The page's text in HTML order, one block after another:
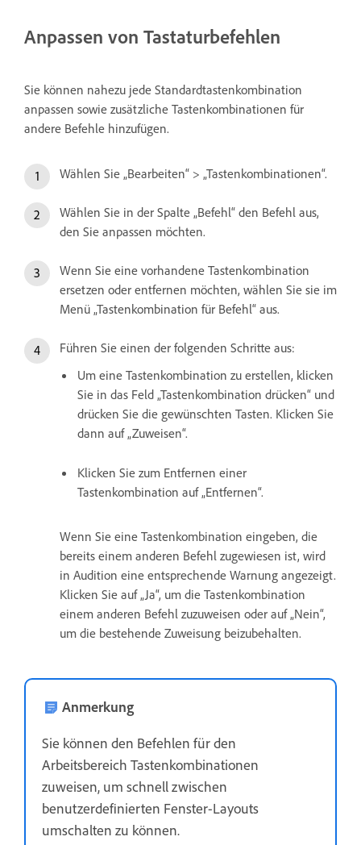
Anpassen von Tastaturbefehlen
Sie können nahezu jede Standardtastenkombination
anpassen sowie zusätzliche Tastenkombinationen für
andere Befehle hinzufügen.
Wählen Sie „Bearbeiten“ > „Tastenkombinationen“.
Wählen Sie in der Spalte „Befehl“ den Befehl aus,
den Sie anpassen möchten.
Wenn Sie eine vorhandene Tastenkombination
ersetzen oder entfernen möchten, wählen Sie sie im
Menü „Tastenkombination für Befehl“ aus.
Führen Sie einen der folgenden Schritte aus:
Um eine Tastenkombination zu erstellen, klicken
Sie in das Feld „Tastenkombination drücken“ und
drücken Sie die gewünschten Tasten. Klicken Sie
dann auf „Zuweisen“.
Klicken Sie zum Entfernen einer
Tastenkombination auf „Entfernen“.
Wenn Sie eine Tastenkombination eingeben, die
bereits einem anderen Befehl zugewiesen ist, wird
in Audition eine entsprechende Warnung angezeigt.
Klicken Sie auf „Ja“, um die Tastenkombination
einem anderen Befehl zuzuweisen oder auf „Nein“,
um die bestehende Zuweisung beizubehalten.
Anmerkung
Sie können den Befehlen für den
Arbeitsbereich Tastenkombinationen
zuweisen, um schnell zwischen
benutzerdefinierten Fenster-Layouts
umschalten zu können.